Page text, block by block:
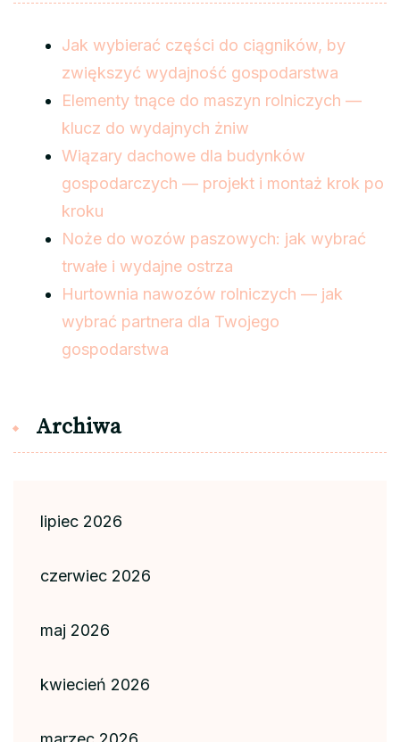
Jak wybierać części do ciągników, by
zwiększyć wydajność gospodarstwa
Elementy tnące do maszyn rolniczych —
klucz do wydajnych żniw
Wiązary dachowe dla budynków
gospodarczych — projekt i montaż krok po
kroku
Noże do wozów paszowych: jak wybrać
trwałe i wydajne ostrza
Hurtownia nawozów rolniczych — jak
wybrać partnera dla Twojego
gospodarstwa
Archiwa
lipiec 2026
czerwiec 2026
maj 2026
kwiecień 2026